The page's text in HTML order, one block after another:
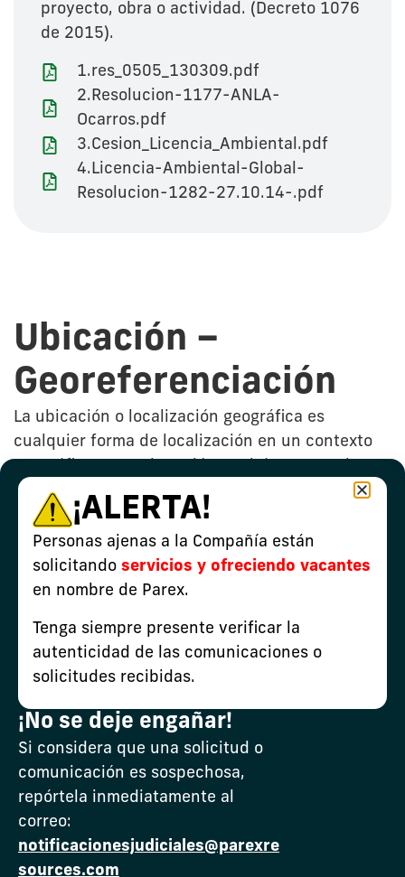
proyecto, obra o actividad. (Decreto 1076
de 2015).
1.res_0505_130309.pdf
2.Resolucion-1177-ANLA-
Ocarros.pdf
3.Cesion_Licencia_Ambiental.pdf
4.Licencia-Ambiental-Global-
Resolucion-1282-27.10.14-.pdf
Ubicación –
Georeferenciación
La ubicación o localización geográfica es
cualquier forma de localización en un contexto
manera grafica la ubicación y georreferenciación
del bloque autorizado por la Autoridad ambiental
para el desarrollo de las actividades de la
compañía en cada uno de nuestros proyectos.
Carreras
¡ALERTA!
Personas ajenas a la Compañía están
solicitando servicios y ofreciendo vacantes
en nombre de Parex.
Tenga siempre presente verificar la
autenticidad de las comunicaciones o
solicitudes recibidas.
¡No se deje engañar!
Si considera que una solicitud o
comunicación es sospechosa,
repórtela inmediatamente al
correo:
notificacionesjudiciales@parexre
sources.com